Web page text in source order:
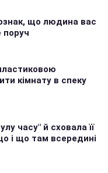
що людина вас
поруч
кімнату в спеку
часу" й сховала її
і що там всередині